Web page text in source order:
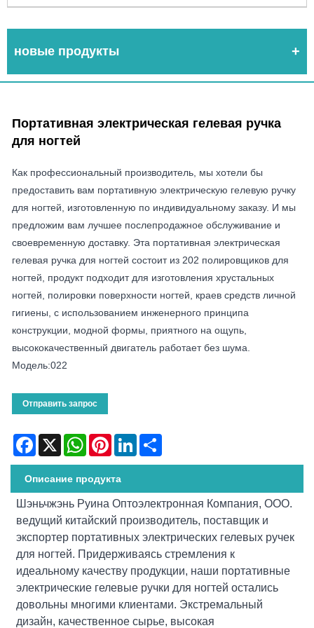
новые продукты
Портативная электрическая гелевая ручка
для ногтей
Как профессиональный производитель, мы хотели бы
предоставить вам портативную электрическую гелевую ручку
для ногтей, изготовленную по индивидуальному заказу. И мы
предложим вам лучшее послепродажное обслуживание и
своевременную доставку. Эта портативная электрическая
гелевая ручка для ногтей состоит из 202 полировщиков для
ногтей, продукт подходит для изготовления хрустальных
ногтей, полировки поверхности ногтей, краев средств личной
гигиены, с использованием инженерного принципа
конструкции, модной формы, приятного на ощупь,
высококачественный двигатель работает без шума.
Модель:022
Отправить запрос
Facebook
X WhatsAppPinterestLinkedIn
Описание продукта
Шэньчжэнь Руина Оптоэлектронная Компания, ООО.
ведущий китайский производитель, поставщик и
экспортер портативных электрических гелевых ручек
для ногтей. Придерживаясь стремления к
идеальному качеству продукции, наши портативные
электрические гелевые ручки для ногтей остались
довольны многими клиентами. Экстремальный
дизайн, качественное сырье, высокая